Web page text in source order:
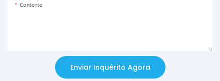
Contente
Enviar Inquérito Agora